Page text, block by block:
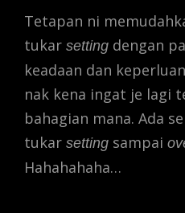
Tetapan ni
tukar setting dengan
keadaan dan
nak kena ingat je lagi
bahagian mana. Ada
tukar setting sampai
Hahahahaha…